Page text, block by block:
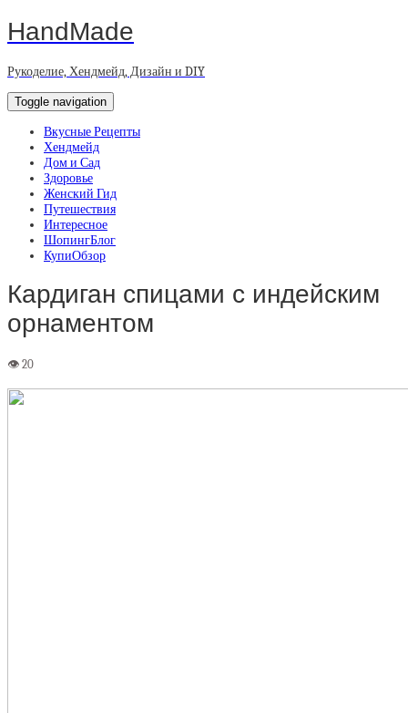
HandMade
Рукоделие, Хендмейд, Дизайн и DIY
Toggle navigation
Вкусные Рецепты
Хендмейд
Дом и Сад
Здоровье
Женский Гид
Путешествия
Интересное
ШопингБлог
КупиОбзор
Кардиган спицами с индейским
орнаментом